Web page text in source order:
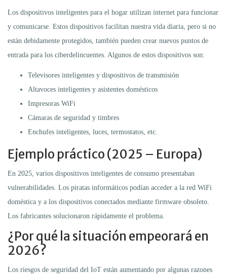
Los dispositivos inteligentes para el hogar utilizan internet para funcionar
y comunicarse. Estos dispositivos facilitan nuestra vida diaria, pero si no
están debidamente protegidos, también pueden crear nuevos puntos de
entrada para los ciberdelincuentes. Algunos de estos dispositivos son:
Televisores inteligentes y dispositivos de transmisión
Altavoces inteligentes y asistentes domésticos
Impresoras WiFi
Cámaras de seguridad y timbres
Enchufes inteligentes, luces, termostatos, etc.
Ejemplo práctico (2025 – Europa)
En 2025, varios dispositivos inteligentes de consumo presentaban
vulnerabilidades. Los piratas informáticos podían acceder a la red WiFi
doméstica y a los dispositivos conectados mediante firmware obsoleto.
Los fabricantes solucionaron rápidamente el problema.
¿Por qué la situación empeorará en
2026?
Los riesgos de seguridad del IoT están aumentando por algunas razones